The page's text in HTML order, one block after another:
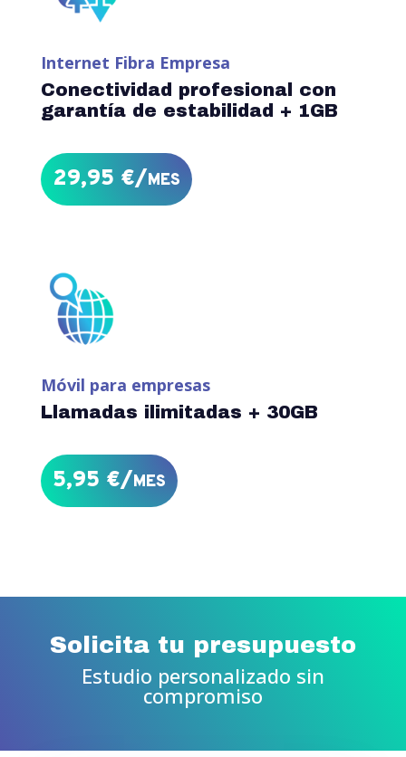
Internet Fibra Empresa
Conectividad profesional con
garantía de estabilidad + 1GB
29,95 €/mes
Móvil para empresas
Llamadas ilimitadas + 30GB
5,95 €/mes
Solicita tu presupuesto
Estudio personalizado sin
compromiso